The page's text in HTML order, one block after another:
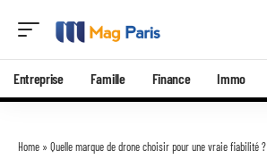
Entreprise Famille Finance Immo
Home » Quelle marque de drone choisir pour une vraie fiabilité ?